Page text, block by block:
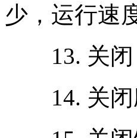
少，运行速
13. 关闭
14. 关闭